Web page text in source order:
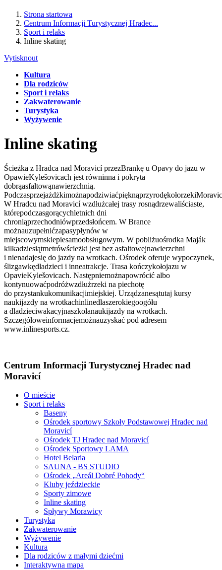
Strona startowa
Centrum Informacji Turystycznej Hradec...
Sport i relaks
Inline skating
Vytisknout
Kultura
Dla rodziców
Sport i relaks
Zakwaterowanie
Turystyka
Wyźywenie
Inline skating
Ścieżka z Hradca nad Moravicí przezBrankę u Opavy do jazu w
OpawieKylešovicach jest równinna i pokryta
dobrąasfaltowąnawierzchnią.
W Hradcu nad Moravicí wzdłużcałej trasy rosnądrzewaliściaste,
którepodczasgorącychletnich dni
chroniąprzechodniówprzedsłońcem. W Brance
możnauzupełnićzapasypłynów w
miejscowymsklepiesamoobsługowym. W pobliżuośrodka Maják
kilkadziesiątmetrówścieżki jest bez asfaltowejnawierzchni
i nienadajesię do jazdy na wrotkach. Ośrodek oferuje wypoczynek,
ślizgawkędladzieci i inneatrakcje. Trasa kończykołojazu w
OpavieKylešovicach. Następniemożnapowrócić albo
kontynuowaćpodróżwzdłużrzeki na piechotę
do przystankukomunikacjimiejskiej. Urządzanesątutaj kursy
naukijazdy na wrotkachinlinedlaszerokiegoogółu
a dladzieciwakacyjnaszkołanaukijazdy na wrotkach.
Szczegółoweinformacjemożnauzyskać pod adresem
www.inlinesports.cz.
Centrum Informacji Turystycznej Hradec nad
Moravicí
O mieście
Sport i relaks
Baseny
Ośrodek sportowy Szkoły Podstawowej Hradec nad
Moravicí
Ośrodek TJ Hradec nad Moravicí
Ośrodek Sportowy LAMA
Hotel Belaria
SAUNA - BS STUDIO
Ośrodek „Areál Dobré Pohody“
Kluby jeździeckie
Sporty zimowe
Inline skating
Spływy Morawicy
Turystyka
Zakwaterowanie
Wyźywenie
Kultura
Dla rodziców z małymi dziećmi
Interaktywna mapa